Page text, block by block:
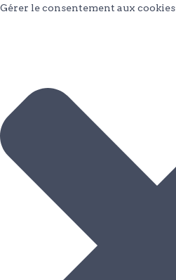
Gérer le consentement aux cookies